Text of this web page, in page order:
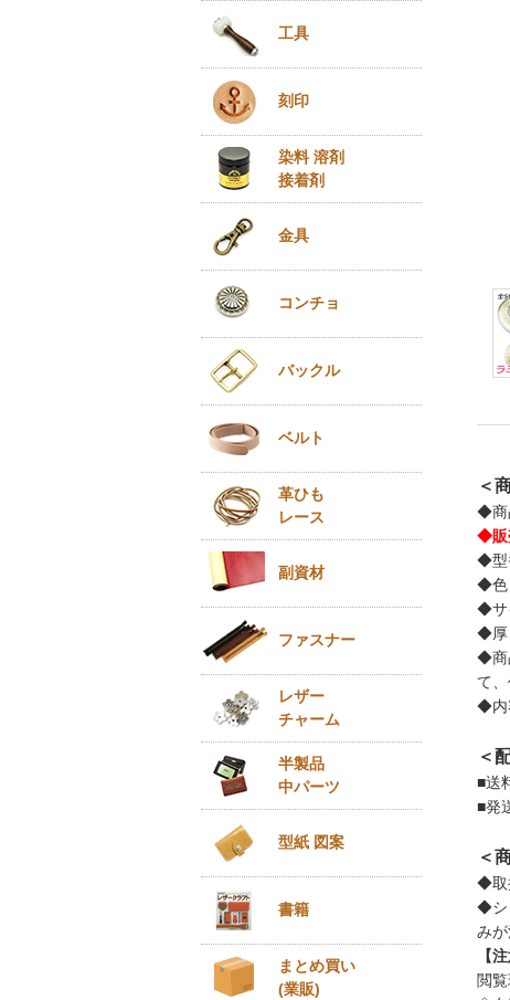
＜
◆商
◆販
◆型
◆色
◆サ
◆厚
◆商
て
◆内
＜
■送
■発
＜
◆取
◆シ
みが
【
閲
工具
刻印
染料 溶剤
接着剤
金具
コンチョ
バックル
ベルト
革ひも
レース
副資材
ファスナー
レザー
チャーム
半製品
中パーツ
型紙 図案
書籍
まとめ買い
(業販)